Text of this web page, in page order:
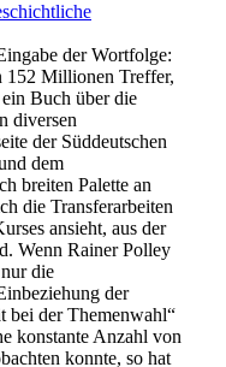
der Wortfolge:
152 Millionen Treffer,
Buch über die
diversen
der Süddeutschen
dem
breiten Palette an
die Transferarbeiten
ansieht, aus der
Wenn Rainer Polley
die
der
bei der Themenwahl“
konstante Anzahl von
konnte, so hat